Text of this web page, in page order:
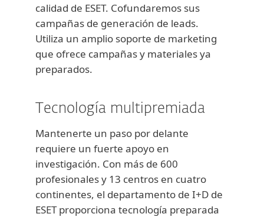
calidad de ESET. Cofundaremos sus
campañas de generación de leads.
Utiliza un amplio soporte de marketing
que ofrece campañas y materiales ya
preparados.
Tecnología multipremiada
Mantenerte un paso por delante
requiere un fuerte apoyo en
investigación. Con más de 600
profesionales y 13 centros en cuatro
continentes, el departamento de I+D de
ESET proporciona tecnología preparada